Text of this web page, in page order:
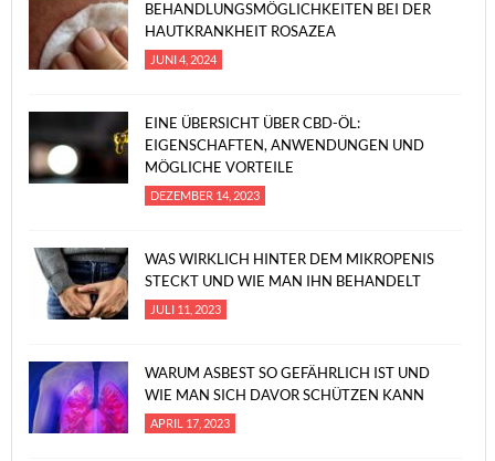
BEHANDLUNGSMÖGLICHKEITEN BEI DER
HAUTKRANKHEIT ROSAZEA
JUNI 4, 2024
EINE ÜBERSICHT ÜBER CBD-ÖL:
EIGENSCHAFTEN, ANWENDUNGEN UND
MÖGLICHE VORTEILE
DEZEMBER 14, 2023
WAS WIRKLICH HINTER DEM MIKROPENIS
STECKT UND WIE MAN IHN BEHANDELT
JULI 11, 2023
WARUM ASBEST SO GEFÄHRLICH IST UND
WIE MAN SICH DAVOR SCHÜTZEN KANN
APRIL 17, 2023